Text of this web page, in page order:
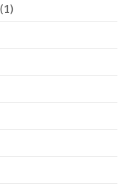
(1)